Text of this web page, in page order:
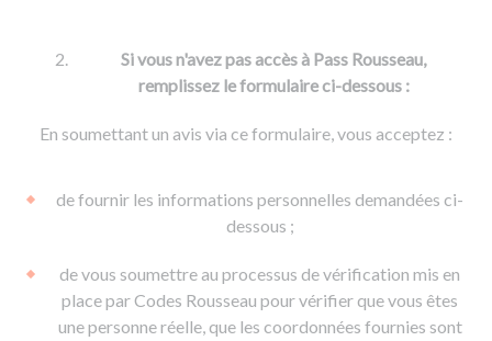
Si vous n'avez pas accès à Pass Rousseau,
remplissez le formulaire ci-dessous :
En soumettant un avis via ce formulaire, vous acceptez :
de fournir les informations personnelles demandées ci-
dessous ;
de vous soumettre au processus de vérification mis en
place par Codes Rousseau pour vérifier que vous êtes
une personne réelle, que les coordonnées fournies sont